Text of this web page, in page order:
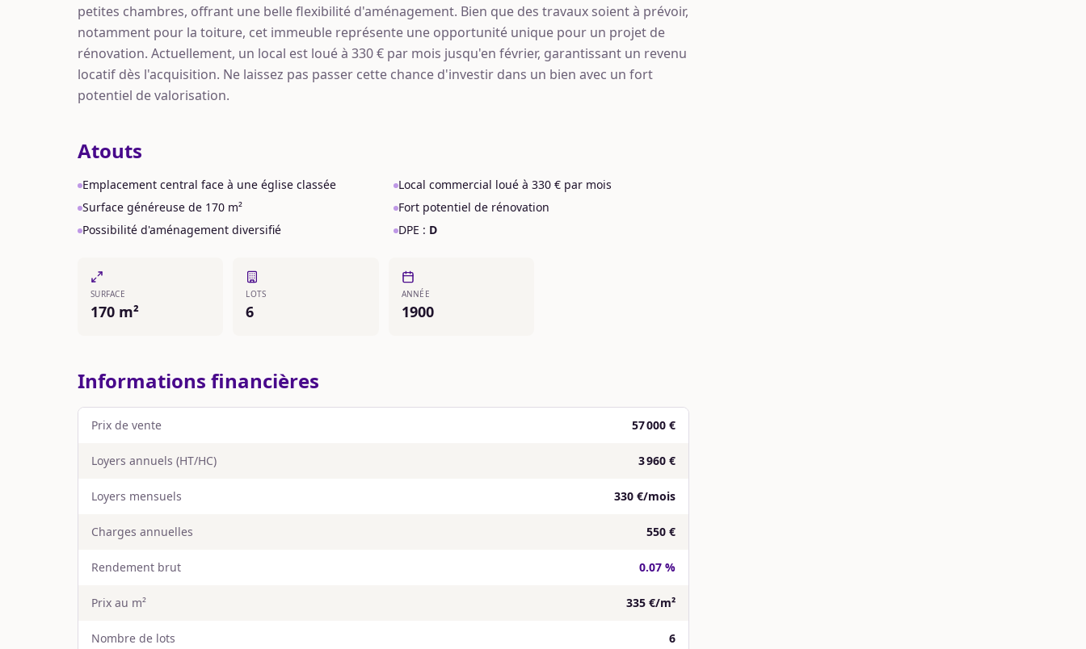
petites chambres, offrant une belle flexibilité d'aménagement. Bien que des travaux soient à prévoir,
notamment pour la toiture, cet immeuble représente une opportunité unique pour un projet de
rénovation. Actuellement, un local est loué à 330 € par mois jusqu'en février, garantissant un revenu
locatif dès l'acquisition. Ne laissez pas passer cette chance d'investir dans un bien avec un fort
potentiel de valorisation.
Atouts
Emplacement central face à une église classée
Local commercial loué à 330 € par mois
Surface généreuse de 170 m²
Fort potentiel de rénovation
Possibilité d'aménagement diversifié
DPE : D
SURFACE
170 m²
LOTS
6
ANNÉE
1900
Informations financières
Prix de vente 57 000 €
Loyers annuels (HT/HC) 3 960 €
Loyers mensuels 330 €/mois
Charges annuelles 550 €
Rendement brut 0.07 %
Prix au m² 335 €/m²
Nombre de lots 6